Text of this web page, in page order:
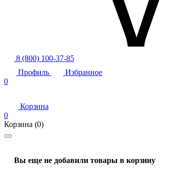
8 (800) 100-37-85
Профиль
Избранное
0
Корзина
0
Корзина (0)
Вы еще не добавили товары в корзину